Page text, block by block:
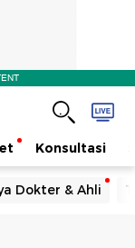
Konsultasi
Dokter & Ahli